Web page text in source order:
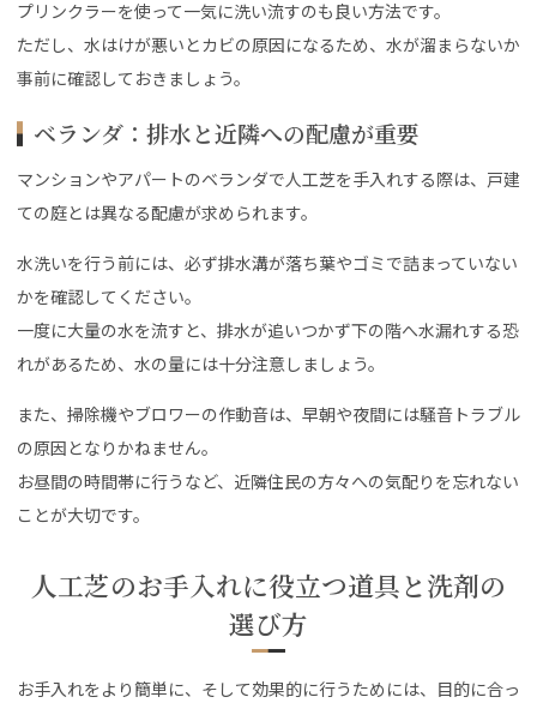
プリンクラーを使って一気に洗い流すのも良い方法です。
ただし、水はけが悪いとカビの原因になるため、水が溜まらないか
事前に確認しておきましょう。
ベランダ：排水と近隣への配慮が重要
マンションやアパートのベランダで人工芝を手入れする際は、戸建
ての庭とは異なる配慮が求められます。
水洗いを行う前には、必ず排水溝が落ち葉やゴミで詰まっていない
かを確認してください。
一度に大量の水を流すと、排水が追いつかず下の階へ水漏れする恐
れがあるため、水の量には十分注意しましょう。
また、掃除機やブロワーの作動音は、早朝や夜間には騒音トラブル
の原因となりかねません。
お昼間の時間帯に行うなど、近隣住民の方々への気配りを忘れない
ことが大切です。
人工芝のお手入れに役立つ道具と洗剤の
選び方
お手入れをより簡単に、そして効果的に行うためには、目的に合っ